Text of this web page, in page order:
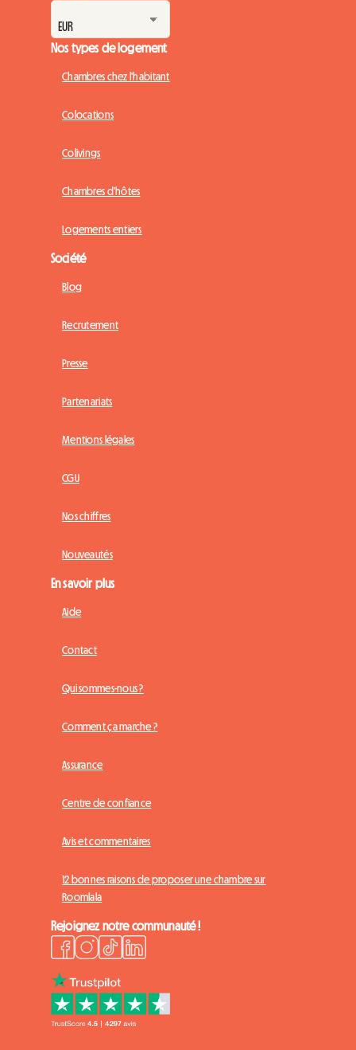
Nos types de logement
Chambres chez l'habitant
Colocations
Colivings
Chambres d'hôtes
Logements entiers
Société
Blog
Recrutement
Presse
Partenariats
Mentions légales
CGU
Nos chiffres
Nouveautés
En savoir plus
Aide
Contact
Qui sommes-nous ?
Comment ça marche ?
Assurance
Centre de confiance
Avis et commentaires
12 bonnes raisons de proposer une chambre sur
Roomlala
Rejoignez notre communauté !